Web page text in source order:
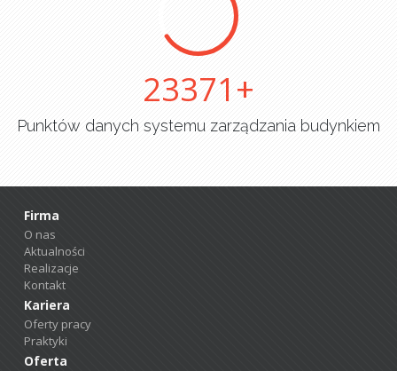
25000
Punktów danych systemu zarządzania budynkiem
Firma
O nas
Aktualności
Realizacje
Kontakt
Kariera
Oferty pracy
Praktyki
Oferta